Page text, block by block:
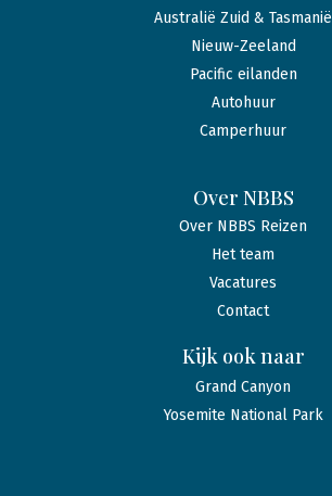
Australië Zuid & Tasmanië
Nieuw-Zeeland
Pacific eilanden
Autohuur
Camperhuur
Over NBBS
Over NBBS Reizen
Het team
Vacatures
Contact
Kijk ook naar
Grand Canyon
Yosemite National Park